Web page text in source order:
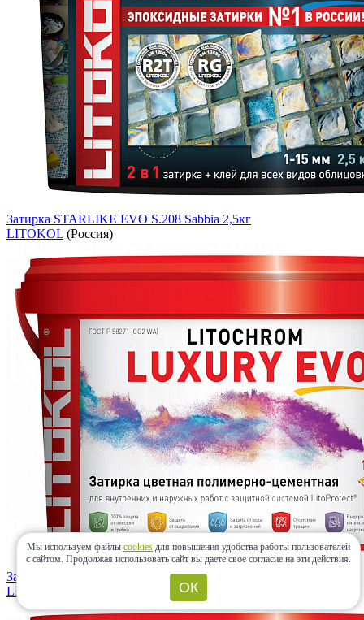
Затирка STARLIKE EVO S.208 Sabbia 2,5кг
LITOKOL (Россия)
Затирка LITOCHROM LUXURY EVO LLE.220 Песочный 2 кг
LITOKOL
Мы используем файлы cookies для повышения удобства работы пользователей
с сайтом. Продолжая использовать сайт вы даете свое согласие на эти действия.
ОК